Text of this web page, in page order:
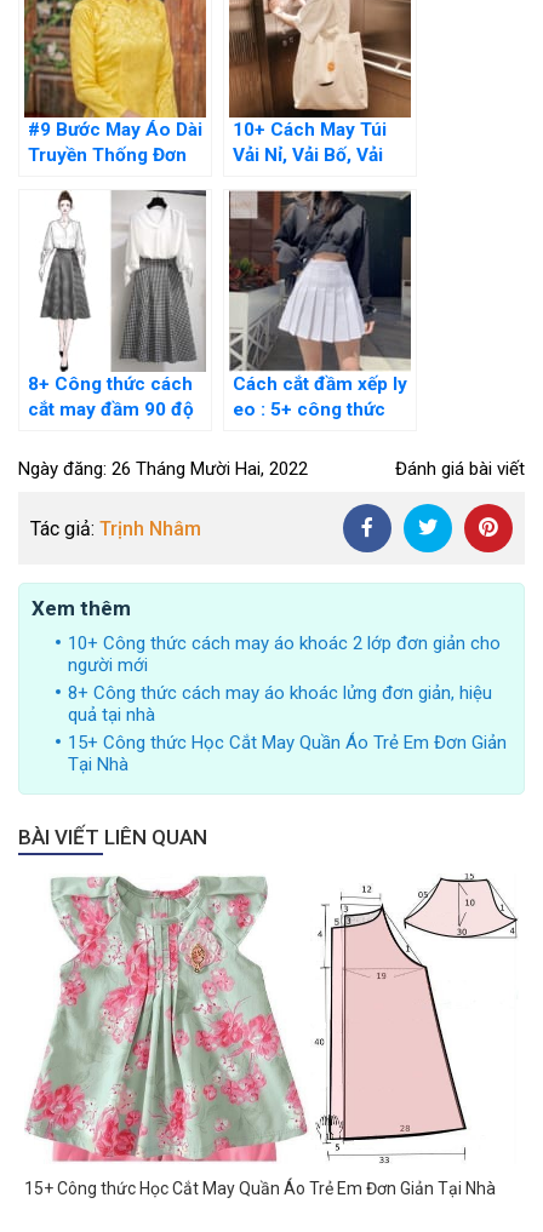
#9 Bước May Áo Dài
Truyền Thống Đơn
Nhà
10+ Cách May Túi
Vải Nỉ, Vải Bố, Vải
Làm
8+ Công thức cách
cắt may đầm 90 độ
dễ
Cách cắt đầm xếp ly
eo : 5+ công thức
mới
Ngày đăng: 26 Tháng Mười Hai, 2022 Đánh giá bài viết
Tác giả: Trịnh Nhâm
Xem thêm
10+ Công thức cách may áo khoác 2 lớp đơn giản cho
người mới
8+ Công thức cách may áo khoác lửng đơn giản, hiệu
quả tại nhà
15+ Công thức Học Cắt May Quần Áo Trẻ Em Đơn Giản
Tại Nhà
BÀI VIẾT LIÊN QUAN
15+ Công thức Học Cắt May Quần Áo Trẻ Em Đơn Giản Tại Nhà